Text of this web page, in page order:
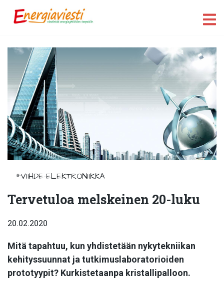
#VIIHDE-ELEKTRONIIKKA
Tervetuloa melskeinen 20-luku
20.02.2020
Mitä tapahtuu, kun yhdistetään nykytekniikan
kehityssuunnat ja tutkimuslaboratorioiden
prototyypit? Kurkistetaanpa kristallipalloon.